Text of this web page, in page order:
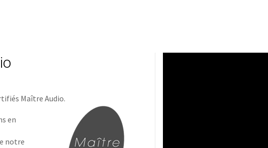
Maître Audio.
en
notre